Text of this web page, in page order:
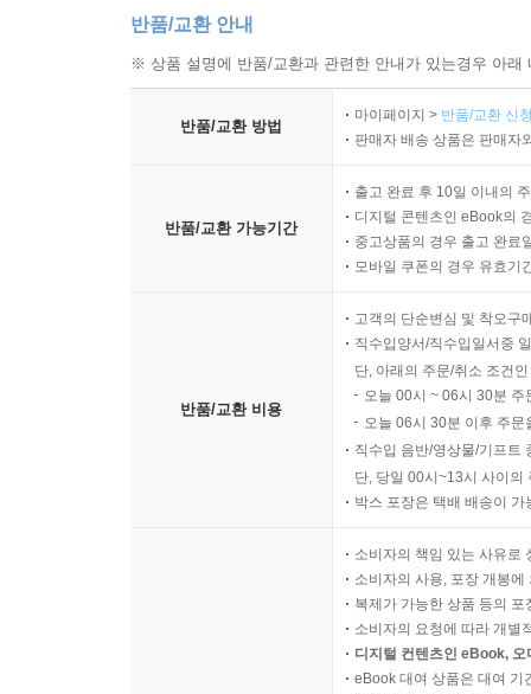
반품/교환 안내
※ 상품 설명에 반품/교환과 관련한 안내가 있는경우 아
반품/교환 방법
마이페이지 > 반품/교환 신
판매자 배송 상품은 판매자
반품/교환 가능기간
출고 완료 후 10일 이내의
디지털 콘텐츠인 eBook의
중고상품의 경우 출고 완료
모바일 쿠폰의 경우 유효기
반품/교환 비용
고객의 단순변심 및 착오구
직수입양서/직수입일서중
단, 아래의 주문/취소 조건
오늘 00시 ~ 06시 30분
오늘 06시 30분 이후 주
직수입 음반/영상물/기프트
단, 당일 00시~13시 사이의
박스 포장은 택배 배송이
소비자의 책임 있는 사유로
소비자의 사용, 포장 개봉
복제가 가능한 상품 등의
소비자의 요청에 따라 개별
디지털 컨텐츠인 eBook,
eBook 대여 상품은 대여 기